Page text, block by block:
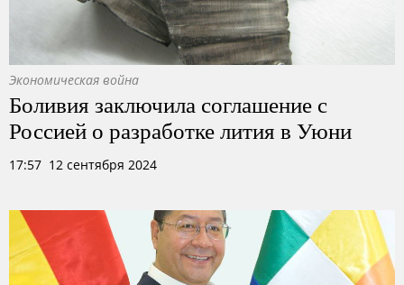
Экономическая война
Боливия заключила соглашение с
Россией о разработке лития в Уюни
17:57 12 сентября 2024